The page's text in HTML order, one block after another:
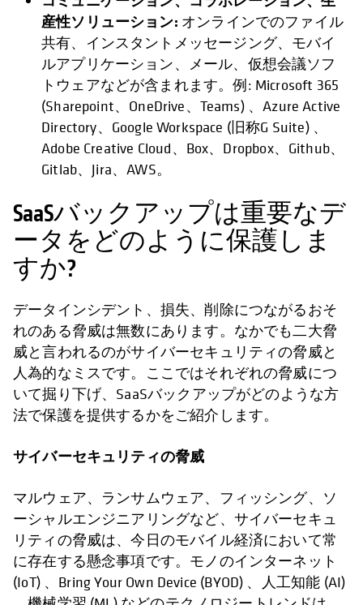
産性ソリューション: オンラインでのファイル
共有、インスタントメッセージング、モバイ
ルアプリケーション、メール、仮想会議ソフ
トウェアなどが含まれます。例: Microsoft 365
(Sharepoint、OneDrive、Teams) 、Azure Active
Directory、Google Workspace (旧称G Suite) 、
Adobe Creative Cloud、Box、Dropbox、Github、
Gitlab、Jira、AWS。
SaaSバックアップは重要なデ
ータをどのように保護しま
すか?
データインシデント、損失、削除につながるおそ
れのある脅威は無数にあります。なかでも二大脅
威と言われるのがサイバーセキュリティの脅威と
人為的なミスです。ここではそれぞれの脅威につ
いて掘り下げ、SaaSバックアップがどのような方
法で保護を提供するかをご紹介します。
サイバーセキュリティの脅威
マルウェア、ランサムウェア、フィッシング、ソ
ーシャルエンジニアリングなど、サイバーセキュ
リティの脅威は、今日のモバイル経済において常
に存在する懸念事項です。モノのインターネット
(IoT) 、Bring Your Own Device (BYOD) 、人工知能 (AI)